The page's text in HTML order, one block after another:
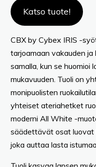
Katso tuote!
CBX by Cybex IRIS -
tarjoamaan vakauden
samalla, kun se huomioi
mukavuuden. Tuoli on
monipuolisten
yhteiset ateriahetket
moderni All White -
säädettävät osat luovat
joka auttaa lasta